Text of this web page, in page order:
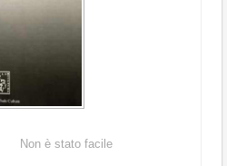
Non è stato facile